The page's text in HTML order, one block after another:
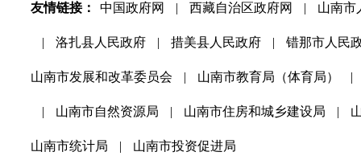
友情链接： 中国政府网 | 西藏自治区政府网 | 山南市
| 洛扎县人民政府 | 措美县人民政府 | 错那市人民
山南市发展和改革委员会 | 山南市教育局（体育局） |
| 山南市自然资源局 | 山南市住房和城乡建设局 |
山南市统计局 | 山南市投资促进局